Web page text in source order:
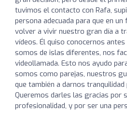
tuvimos el contacto con Rafa,
persona adecuada para que en
volver a vivir nuestro gran día a
vídeos. Él quiso conocernos
somos de islas diferentes, nos
videollamada. Esto nos ayudo
somos como parejas, nuestros
que también a darnos tranquilidad
Queremos darles las gracias por
profesionalidad, y por ser una